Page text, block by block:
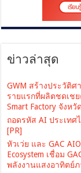
ข่าวล่าสุด
GWM สร้างประวัติ
รายแรกที่ผลิตชดเชย
Smart Factory จังหวั
ถอดรหัส AI ประเทศ
[PR]
หัวเว่ย และ GAC
Ecosystem เชื่อม
พลังงานแสงอาทิตย์